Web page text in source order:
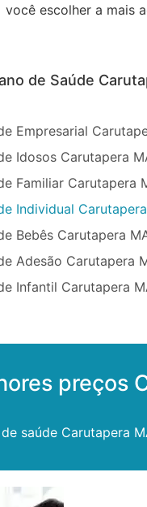
você escolher a mais
de Saúde
Empresarial
Idosos Carutapera
Familiar Carutapera
Individual
Bebês Carutapera
Adesão Carutapera
Infantil Carutapera
preços
saúde Carutapera